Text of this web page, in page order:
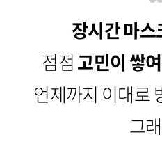
장시간 마스
점점고민이 쌓
언제까지 이대로
그